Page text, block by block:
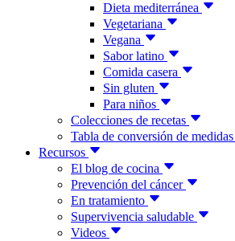
Dieta mediterránea
Vegetariana
Vegana
Sabor latino
Comida casera
Sin gluten
Para niños
Colecciones de recetas
Tabla de conversión de medidas
Recursos
El blog de cocina
Prevención del cáncer
En tratamiento
Supervivencia saludable
Videos